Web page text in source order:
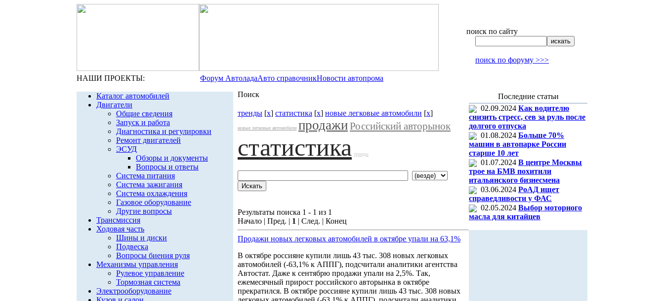
поиск по сайту
поиск по форуму >>>
НАШИ ПРОЕКТЫ: Форум АвтоладаАвто справочникНовости автопрома
Каталог автомобилей
Двигатели
Общие сведения
Запуск и работа
Диагностика и регулировки
Ремонт двигателей
ЭСУД
Обзоры и документы
Вопросы и ответы
Система питания
Система зажигания
Система охлаждения
Газовое оборудование
Другие вопросы
Трансмиссия
Ходовая часть
Шины и диски
Подвеска
Вопросы биения руля
Механизмы управления
Рулевое управление
Тормозная система
Электрооборудование
Поиск
тренды [x] статистика [x] новые легковые автомобили [x]
новые легковые автомобили продажиРоссийский авторынок
статистика тренды
Результаты поиска 1 - 1 из 1
Начало | Пред. | 1 | След. | Конец
Продажи новых легковых автомобилей в октябре упали на 63,1%
В октябре россияне купили лишь 43 тыс. 308 новых легковых
автомобилей (-63,1% к АППГ), подсчитали аналитики агентства
Автостат. Даже к сентябрю продажи упали на 2,5%. Так,
ежемесячный прирост российского авторынка в октябре
прекратился. В октябре россияне купили лишь 43 тыс. 308 новых
Последние статьи
02.09.2024 Как водителю
снизить стресс, сев за руль после
долгого отпуска
01.08.2024 Больше 70%
машин в автопарке России
старше 10 лет
01.07.2024 В центре Москвы
трое на БМВ похитили
итальянского бизнесмена
03.06.2024 РоАД ищет
справедливости у ФАС
02.05.2024 Выбор моторного
масла для китайцев